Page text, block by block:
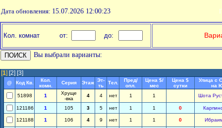
Дата обновления: 15.07.2026 12:00:23
Кол. комнат от: до:
Вы выбрали варианты:
[1] [2] [3]
@ Код Кв.
Кол.
комн.
Серия Этаж Эт-
ть
Тел.
Пред/
опл.
Цена $/
мес
Цена $
сутки
Улица с
на
51898
1
Хруще
-вка
4 4 нет 1 1 Шота
121186 1 105 3 5 нет 1 1 0
121188 1 106 4 9 нет 1 1 0